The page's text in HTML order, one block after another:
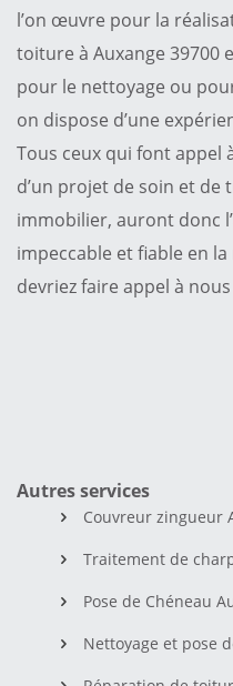
l’on œuvre pour la
toiture à Auxange 39700
pour le nettoyage ou
on dispose d’une
Tous ceux qui font appel
d’un projet de soin et
immobilier, auront donc
impeccable et fiable en
devriez faire appel à
Autres services
Couvreur zingueur
Traitement de
Pose de Chéneau
Nettoyage et pose